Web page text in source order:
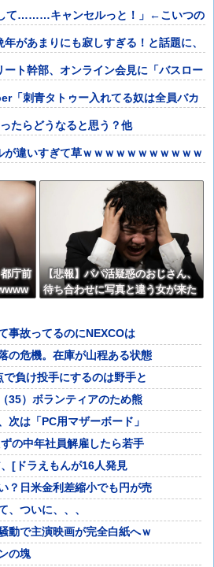
して………キャンセルっと！」←こいつの
があまりにも寂しすぎる！と話題に、
ート幹部、オンライン会見に「バスロー
「刺青タトゥー入れてる奴は全員バカ
たらどうなると思う？他
違いすぎて草ｗｗｗｗｗｗｗｗｗｗｗ
庁前
【悲報】パパ活疑惑のおじさん、
待ち合わせに写真と違う女が来た
ろを激写されてしまう…
事故ってるのにNEXCOは
の危機。在庫が山程ある状態
負け投手にするのは野手と
35）ボランティアのため熊
次は「PC用マザーボード」
の中年社員解雇したら若手
[ドラえもんが16人発見
？日米金利差縮小でも円が売
、ついに、、、
動で主演映画が完全白紙へｗ
の塊